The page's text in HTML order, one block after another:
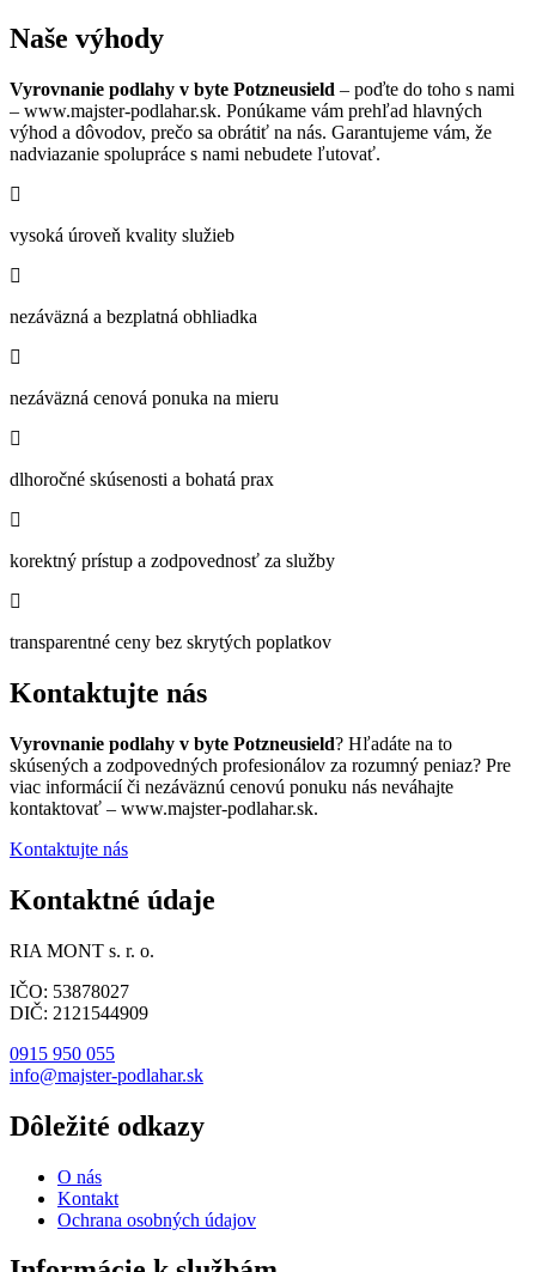
Naše výhody
Vyrovnanie podlahy v byte Potzneusield – poďte do toho s nami
– www.majster-podlahar.sk. Ponúkame vám prehľad hlavných
výhod a dôvodov, prečo sa obrátiť na nás. Garantujeme vám, že
nadviazanie spolupráce s nami nebudete ľutovať.
vysoká úroveň kvality služieb
nezáväzná a bezplatná obhliadka
nezáväzná cenová ponuka na mieru
dlhoročné skúsenosti a bohatá prax
korektný prístup a zodpovednosť za služby
transparentné ceny bez skrytých poplatkov
Kontaktujte nás
Vyrovnanie podlahy v byte Potzneusield? Hľadáte na to
skúsených a zodpovedných profesionálov za rozumný peniaz? Pre
viac informácií či nezáväznú cenovú ponuku nás neváhajte
kontaktovať – www.majster-podlahar.sk.
Kontaktujte nás
Kontaktné údaje
RIA MONT s. r. o.
IČO: 53878027
DIČ: 2121544909
0915 950 055
info@majster-podlahar.sk
Dôležité odkazy
O nás
Kontakt
Ochrana osobných údajov